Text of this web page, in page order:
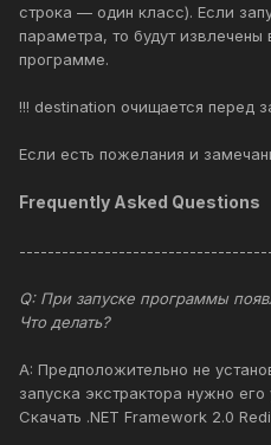
строка — один класс). Если
параметра, то будут
программе.
!!! destination очищается перед
Если есть пожелания и
Frequently Asked Questions
Q: При запуске программы
Что делать?
A: Предположительно не
запуска экстрактора нужно его
Скачать .NET Framework 2.0